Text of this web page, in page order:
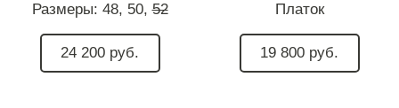
Размеры: 48, 50, 52
24 200 руб.
Платок
19 800 руб.